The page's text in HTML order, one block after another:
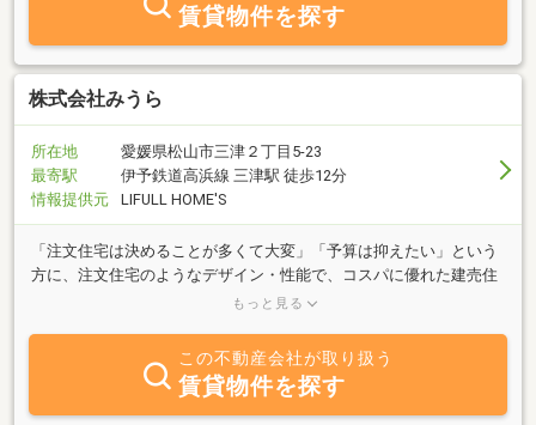
賃貸物件を探す
株式会社みうら
所在地
愛媛県松山市三津２丁目5-23
最寄駅
伊予鉄道高浜線 三津駅 徒歩12分
情報提供元
LIFULL HOME'S
「注文住宅は決めることが多くて大変」「予算は抑えたい」という
方に、注文住宅のようなデザイン・性能で、コスパに優れた建売住
宅をご提案いたします。ぜひ一度「ハマノクレドの家」をご体感く
もっと見る
この不動産会社が取り扱う
賃貸物件を探す